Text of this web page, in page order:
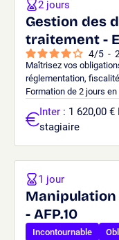
Gestion des
traitement -
4/5 -
Maîtrisez vos
réglementation,
Formation de 2 jours
2 jours
Inter : 1 620,00 €
stagiaire
- AFP.10
Incontournable
1 jour